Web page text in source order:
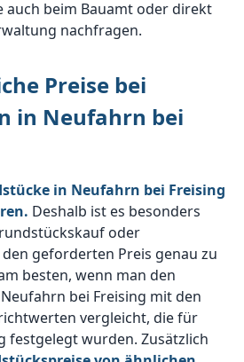
auch beim Bauamt oder direkt
nachfragen.
Preise bei
in Neufahrn bei
in Neufahrn bei Freising
Deshalb ist es besonders
oder
geforderten Preis genau zu
besten, wenn man den
bei Freising mit den
vergleicht, die für
festgelegt wurden. Zusätzlich